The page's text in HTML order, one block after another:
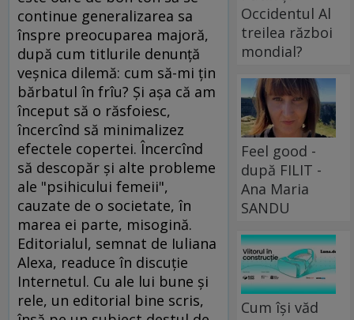
continue generalizarea sa
înspre preocuparea majoră,
după cum titlurile denunţă
veşnica dilemă: cum să-mi ţin
bărbatul în frîu? Şi aşa că am
început să o răsfoiesc,
încercînd să minimalizez
efectele copertei. Încercînd
să descopăr şi alte probleme
ale "psihicului femeii",
cauzate de o societate, în
marea ei parte, misogină.
Editorialul, semnat de Iuliana
Alexa, readuce în discuţie
Internetul. Cu ale lui bune şi
rele, un editorial bine scris,
Occidentul Al
treilea război
mondial?
Feel good -
după FILIT -
Ana Maria
SANDU
Cum își văd